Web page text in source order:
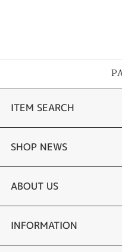
ITEM SEARCH
婚約指輪 結婚指輪
ラボグロウンダイヤモンド婚
手作り結婚指輪
SHOP NEWS
商品一覧
ブランドリスト
ABOUT US
店舗情報・会社概要
INFORMATION